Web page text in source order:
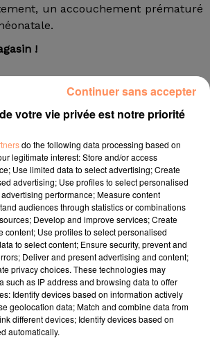
un accouchement prématuré
!
ont été commercialisés avant
retrait soit instaurée. Si vous avez
ne les consommez pas :
rendez-les au magasin où vous les
d'obtenir un remboursement. Si
et que vous développez une
jours, isolée ou accompagnée de
un médecin en signalant
AOP
et 2D143
minimum (DDM) : 16/07/2017
: présence de bactéries Listeria
votre vie privée est notre priorité
do the following data processing based on
legitimate interest: Store and/or access
Use limited data to select advertising; Create
advertising; Use profiles to select personalised
performance; Measure content
audiences through statistics or combinations
Develop and improve services; Create
content; Use profiles to select personalised
to select content; Ensure security, prevent and
Deliver and present advertising and content;
privacy choices. These technologies may
such as IP address and browsing data to offer
Identify devices based on information actively
geolocation data; Match and combine data from
different devices; Identify devices based on
automatically.
Continuer sans accepter